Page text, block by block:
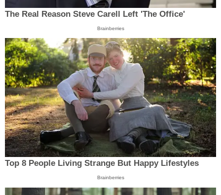
The Real Reason Steve Carell Left 'The Office'
Brainberries
Top 8 People Living Strange But Happy Lifestyles
Brainberries